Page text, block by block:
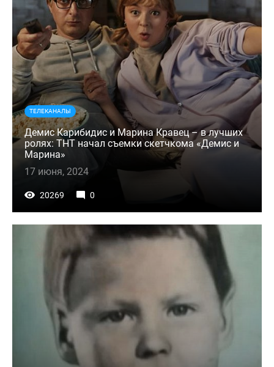
ТЕЛЕКАНАЛЫ
Демис Карибидис и Марина Кравец – в лучших
ролях: ТНТ начал съемки скетчкома «Демис и
Марина»
17 июня, 2024
20269 0